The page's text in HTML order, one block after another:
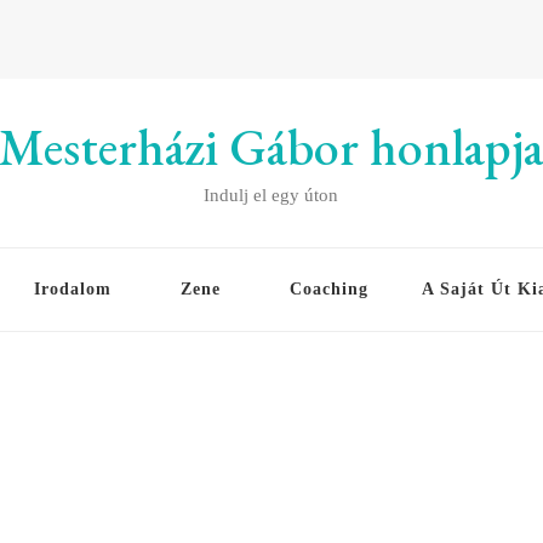
Gábor honlapja
Indulj el egy úton
Irodalom Zene Coaching A Saját Út